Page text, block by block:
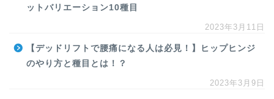
ットバリエーション10種目
2023年3月11日
【デッドリフトで腰痛になる人は必見！】ヒップヒンジ
のやり方と種目とは！？
2023年3月9日